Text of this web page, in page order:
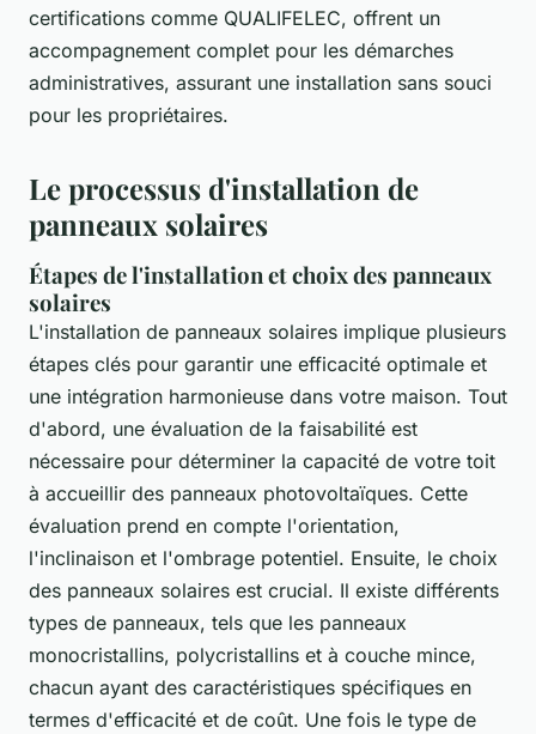
certifications comme QUALIFELEC, offrent un
accompagnement complet pour les démarches
administratives, assurant une installation sans souci
pour les propriétaires.
Le processus d'installation de
panneaux solaires
Étapes de l'installation et choix des panneaux
solaires
L'installation de panneaux solaires implique plusieurs
étapes clés pour garantir une efficacité optimale et
une intégration harmonieuse dans votre maison. Tout
d'abord, une évaluation de la faisabilité est
nécessaire pour déterminer la capacité de votre toit
à accueillir des panneaux photovoltaïques. Cette
évaluation prend en compte l'orientation,
l'inclinaison et l'ombrage potentiel. Ensuite, le choix
des panneaux solaires est crucial. Il existe différents
types de panneaux, tels que les panneaux
monocristallins, polycristallins et à couche mince,
chacun ayant des caractéristiques spécifiques en
termes d'efficacité et de coût. Une fois le type de